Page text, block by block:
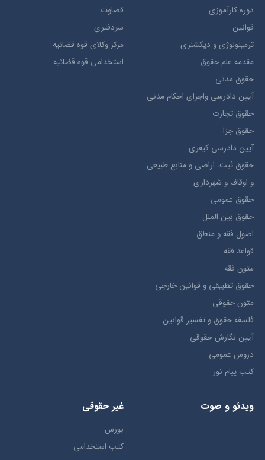
دوره کارآموزی
قوانین
ترمينولوژي و ديکشنري
مقدمه علم حقوق
حقوق مدني
آيين دادرسي ​واجراي ​احکام ​مدني
حقوق تجارت
حقوق جزا
آيین دادرسی کیفری
حقوق ثبت، اراضي و منابع طبيعي
و اوقاف و شهرداری
حقوق عمومی
حقوق بين الملل
اصول فقه و منطق
قواعد فقه
متون فقه
حقوق تطبيقي و قوانین خارجی
متون حقوقي
فلسفه حقوق و تفسیر قوانین
آیین نگارش حقوقی
دروس عمومی
کتب پیام نور
قضاوت
سردفتری
مرکز وکلای قوه قضائیه
استخدامی قوه قضائیه
ویدئو و صوت غیر حقوقی
بورس
کتب استخدامی